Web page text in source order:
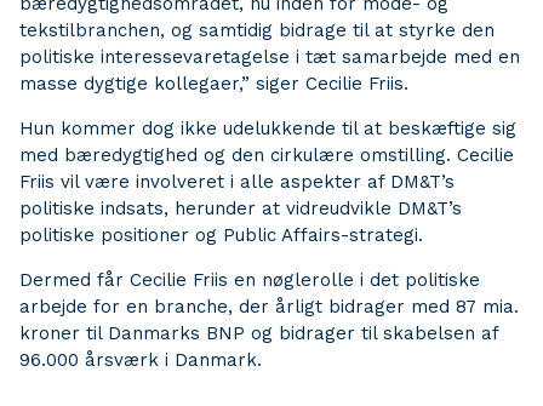
tekstilbranchen, og samtidig bidrage til at styrke den
politiske interessevaretagelse i tæt samarbejde med en
masse dygtige kollegaer,” siger Cecilie Friis.
Hun kommer dog ikke udelukkende til at beskæftige sig
med bæredygtighed og den cirkulære omstilling. Cecilie
Friis vil være involveret i alle aspekter af DM&T’s
politiske indsats, herunder at vidreudvikle DM&T’s
politiske positioner og Public Affairs-strategi.
Dermed får Cecilie Friis en nøglerolle i det politiske
arbejde for en branche, der årligt bidrager med 87 mia.
kroner til Danmarks BNP og bidrager til skabelsen af
96.000 årsværk i Danmark.